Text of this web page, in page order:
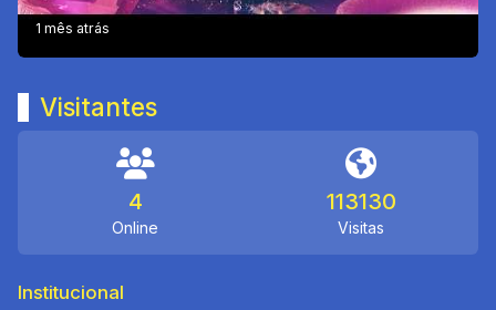
1 mês atrás
Visitantes
4
Online
113130
Visitas
Institucional